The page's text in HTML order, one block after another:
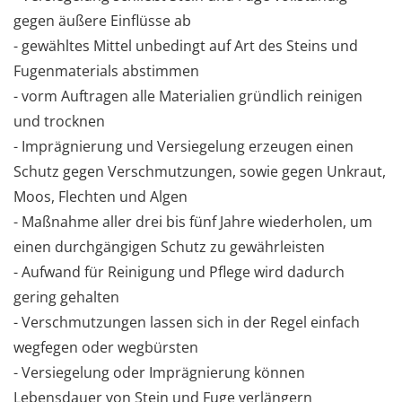
gegen äußere Einflüsse ab
- gewähltes Mittel unbedingt auf Art des Steins und
Fugenmaterials abstimmen
- vorm Auftragen alle Materialien gründlich reinigen
und trocknen
- Imprägnierung und Versiegelung erzeugen einen
Schutz gegen Verschmutzungen, sowie gegen Unkraut,
Moos, Flechten und Algen
- Maßnahme aller drei bis fünf Jahre wiederholen, um
einen durchgängigen Schutz zu gewährleisten
- Aufwand für Reinigung und Pflege wird dadurch
gering gehalten
- Verschmutzungen lassen sich in der Regel einfach
wegfegen oder wegbürsten
- Versiegelung oder Imprägnierung können
Lebensdauer von Stein und Fuge verlängern